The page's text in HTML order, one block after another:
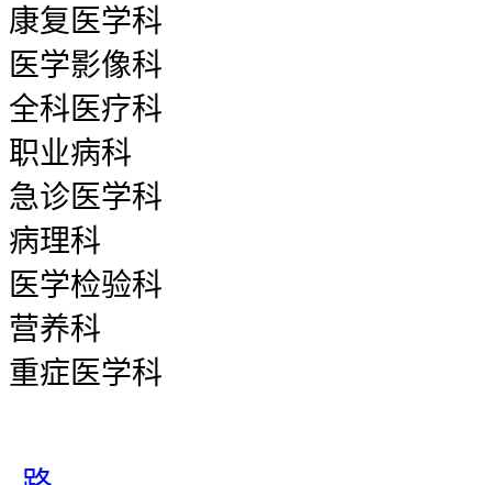
康复医学科
医学影像科
全科医疗科
职业病科
急诊医学科
病理科
医学检验科
营养科
重症医学科